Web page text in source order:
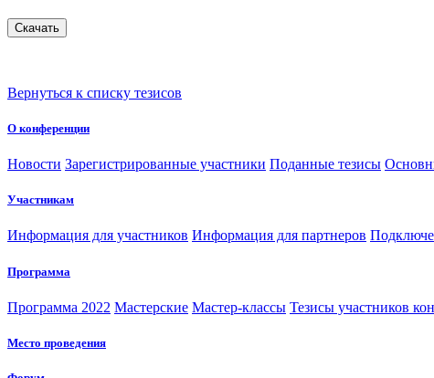
Вернуться к списку тезисов
О конференции
Новости Зарегистрированные участники Поданные тезисы
Участникам
Информация для участников Информация для партнеров
Программа
Программа 2022 Мастерские Мастер-классы Тезисы участников
Место проведения